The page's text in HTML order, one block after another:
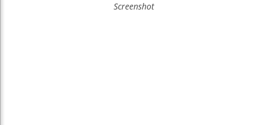
Screenshot